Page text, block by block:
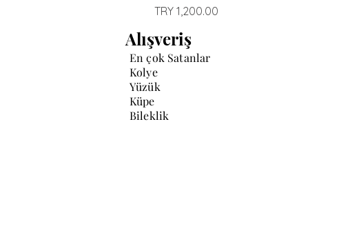
Price
TRY 1,200.00
Alışveriş
En çok Satanlar
Kolye
Yüzük
Küpe
Bileklik